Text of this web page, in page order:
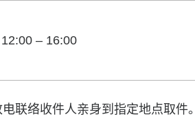
12:00 – 16:00
联络收件人亲身到指定地点取件。